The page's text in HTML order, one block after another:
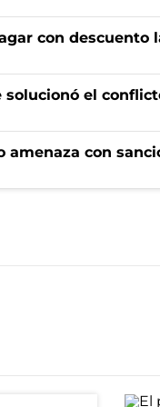
con descuento
solucionó el
amenaza con